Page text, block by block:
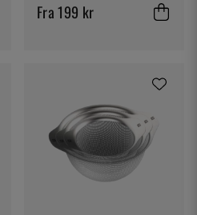
Fra 199 kr